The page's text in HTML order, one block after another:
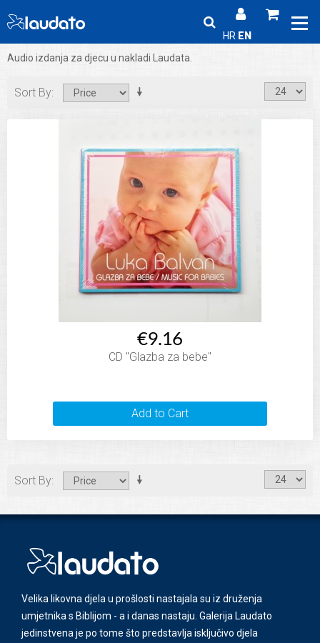
HR EN
Audio izdanja za djecu u nakladi Laudata.
Sort By
€9.16
CD "Glazba za bebe"
Add to Cart
Sort By
Velika likovna djela u prošlosti nastajala su iz druženja
umjetnika s Biblijom - a i danas nastaju. Galerija Laudato
jedinstvena je po tome što predstavlja isključivo djela